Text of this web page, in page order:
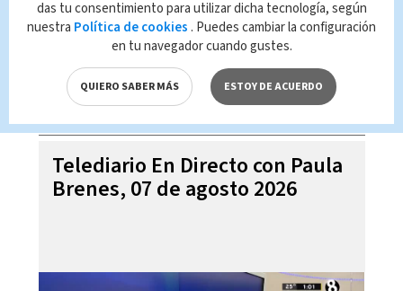
Telediario En Directo con Paula
Brenes, 07 de agosto 2026
das tu consentimiento para utilizar dicha tecnología, según
nuestra Política de cookies . Puedes cambiar la configuración
en tu navegador cuando gustes.
QUIERO SABER MÁS ESTOY DE ACUERDO